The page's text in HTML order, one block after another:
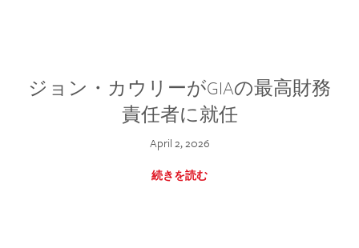
ジョン・カウリーがGIAの最高財務
責任者に就任
April 2, 2026
続きを読む